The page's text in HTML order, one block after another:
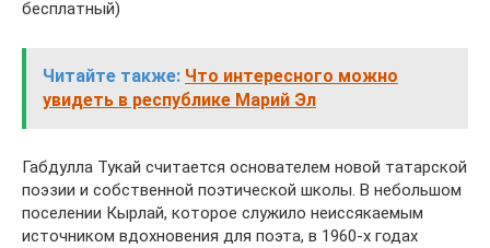
бесплатный)
Читайте также: Что интересного можно
увидеть в республике Марий Эл
Габдулла Тукай считается основателем новой татарской
поэзии и собственной поэтической школы. В небольшом
поселении Кырлай, которое служило неиссякаемым
источником вдохновения для поэта, в 1960-х годах